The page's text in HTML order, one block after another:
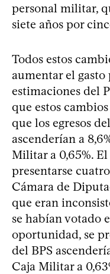
personal militar,
siete años por
Todos estos
aumentar el
estimaciones del
que estos
que los egresos
ascenderían a
Militar a 0,65%.
presentarse
Cámara de
que eran
se habían votado
oportunidad, se
del BPS
Caja Militar a